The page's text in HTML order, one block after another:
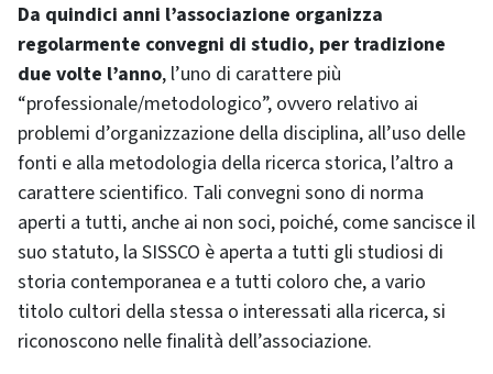
Da quindici anni l’associazione organizza
regolarmente convegni di studio, per tradizione
due volte l’anno, l’uno di carattere più
“professionale/metodologico”, ovvero relativo ai
problemi d’organizzazione della disciplina, all’uso delle
fonti e alla metodologia della ricerca storica, l’altro a
carattere scientifico. Tali convegni sono di norma
aperti a tutti, anche ai non soci, poiché, come sancisce il
suo statuto, la SISSCO è aperta a tutti gli studiosi di
storia contemporanea e a tutti coloro che, a vario
titolo cultori della stessa o interessati alla ricerca, si
riconoscono nelle finalità dell’associazione.